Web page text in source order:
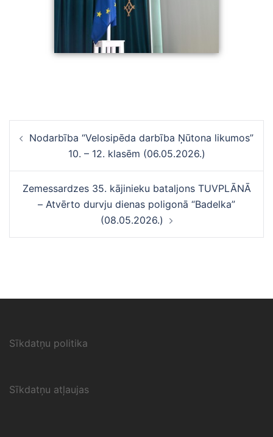
navigācija
Nodarbība “Velosipēda darbība Ņūtona likumos”
10. – 12. klasēm (06.05.2026.)
Zemessardzes 35. kājinieku bataljons TUVPLĀNĀ
– Atvērto durvju dienas poligonā “Badelka”
(08.05.2026.)
Sīkdatņu politika
Sīkdatņu atļaujas